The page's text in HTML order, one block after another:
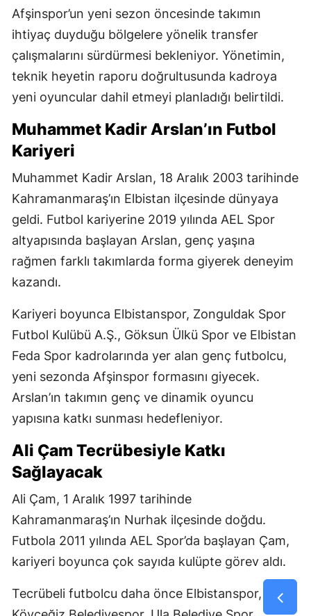
Afşinspor’un yeni sezon öncesinde takımın
ihtiyaç duyduğu bölgelere yönelik transfer
çalışmalarını sürdürmesi bekleniyor. Yönetimin,
teknik heyetin raporu doğrultusunda kadroya
yeni oyuncular dahil etmeyi planladığı belirtildi.
Muhammet Kadir Arslan’ın Futbol
Kariyeri
Muhammet Kadir Arslan, 18 Aralık 2003 tarihinde
Kahramanmaraş’ın Elbistan ilçesinde dünyaya
geldi. Futbol kariyerine 2019 yılında AEL Spor
altyapısında başlayan Arslan, genç yaşına
rağmen farklı takımlarda forma giyerek deneyim
kazandı.
Kariyeri boyunca Elbistanspor, Zonguldak Spor
Futbol Kulübü A.Ş., Göksun Ülkü Spor ve Elbistan
Feda Spor kadrolarında yer alan genç futbolcu,
yeni sezonda Afşinspor formasını giyecek.
Arslan’ın takımın genç ve dinamik oyuncu
yapısına katkı sunması hedefleniyor.
Ali Çam Tecrübesiyle Katkı
Sağlayacak
Ali Çam, 1 Aralık 1997 tarihinde
Kahramanmaraş’ın Nurhak ilçesinde doğdu.
Futbola 2011 yılında AEL Spor’da başlayan Çam,
kariyeri boyunca çok sayıda kulüpte görev aldı.
Tecrübeli futbolcu daha önce Elbistanspor,